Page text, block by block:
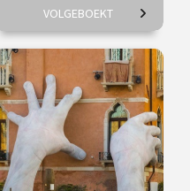
7-daagse reis o.l.v. Martijn
Pieters.
€ 2495.00
vanaf 14
sep.
Op locatie
VOLGEBOEKT